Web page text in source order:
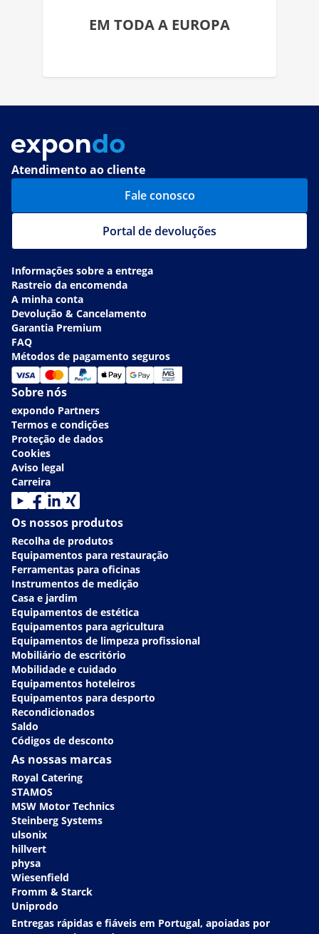
EM TODA A EUROPA
Atendimento ao cliente
Fale conosco
Portal de devoluções
Informações sobre a entrega
Rastreio da encomenda
A minha conta
Devolução & Cancelamento
Garantia Premium
FAQ
Métodos de pagamento seguros
Sobre nós
expondo Partners
Termos e condições
Proteção de dados
Cookies
Aviso legal
Carreira
Os nossos produtos
Recolha de produtos
Equipamentos para restauração
Ferramentas para oficinas
Instrumentos de medição
Casa e jardim
Equipamentos de estética
Equipamentos para agricultura
Equipamentos de limpeza profissional
Mobiliário de escritório
Mobilidade e cuidado
Equipamentos hoteleiros
Equipamentos para desporto
Recondicionados
Saldo
Códigos de desconto
As nossas marcas
Royal Catering
STAMOS
MSW Motor Technics
Steinberg Systems
ulsonix
hillvert
physa
Wiesenfield
Fromm & Starck
Uniprodo
Entregas rápidas e fiáveis em Portugal, apoiadas por